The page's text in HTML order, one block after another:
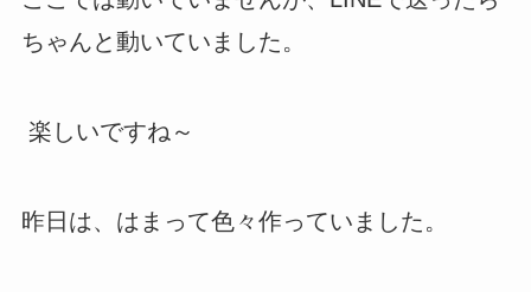
ちゃんと動いていました。
楽しいですね～
昨日は、はまって色々作っていました。